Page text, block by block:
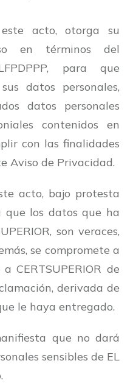
acto, otorga su
en términos del
para que
datos personales,
datos personales
contenidos en
con las finalidades
Aviso de Privacidad.
acto, bajo protesta
que los datos que ha
son veraces,
se compromete a
CERTSUPERIOR de
derivada de
le haya entregado.
que no dará
sensibles de EL